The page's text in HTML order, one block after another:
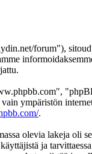
forum"),
ympäristön
.
olevia lakeja oli
ja